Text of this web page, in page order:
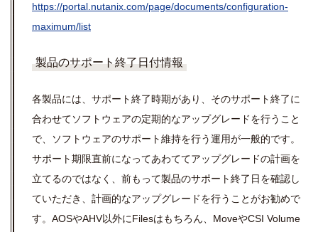
https://portal.nutanix.com/page/documents/configuration-
maximum/list
製品のサポート終了日付情報
各製品には、サポート終了時期があり、そのサポート終了に
合わせてソフトウェアの定期的なアップグレードを行うこと
で、ソフトウェアのサポート維持を行う運用が一般的です。
サポート期限直前になってあわててアップグレードの計画を
立てるのではなく、前もって製品のサポート終了日を確認し
ていただき、計画的なアップグレードを行うことがお勧めで
す。AOSやAHV以外にFilesはもちろん、MoveやCSI Volume